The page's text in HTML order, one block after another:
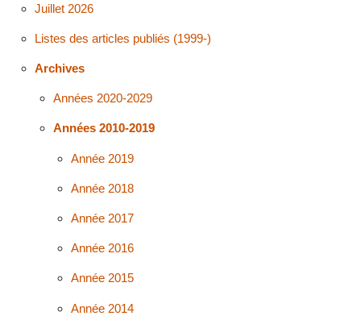
Juillet 2026
Listes des articles publiés (1999-)
Archives
Années 2020-2029
Années 2010-2019
Année 2019
Année 2018
Année 2017
Année 2016
Année 2015
Année 2014